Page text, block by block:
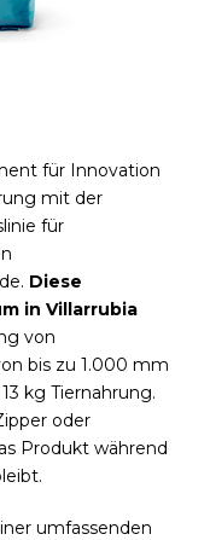
für Innovation
mit der
für
Diese
in Villarrubia
von
bis zu 1.000 mm
kg Tiernahrung.
oder
Produkt während
umfassenden